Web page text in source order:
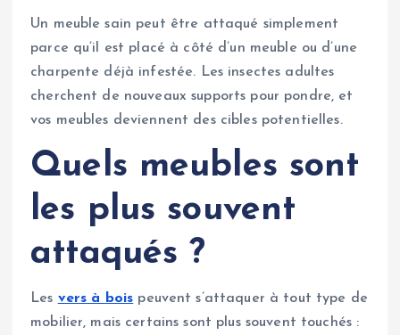
Un meuble sain peut être attaqué simplement
parce qu’il est placé à côté d’un meuble ou d’une
charpente déjà infestée. Les insectes adultes
cherchent de nouveaux supports pour pondre, et
vos meubles deviennent des cibles potentielles.
Quels meubles sont
les plus souvent
attaqués ?
Les vers à bois peuvent s’attaquer à tout type de
mobilier, mais certains sont plus souvent touchés :